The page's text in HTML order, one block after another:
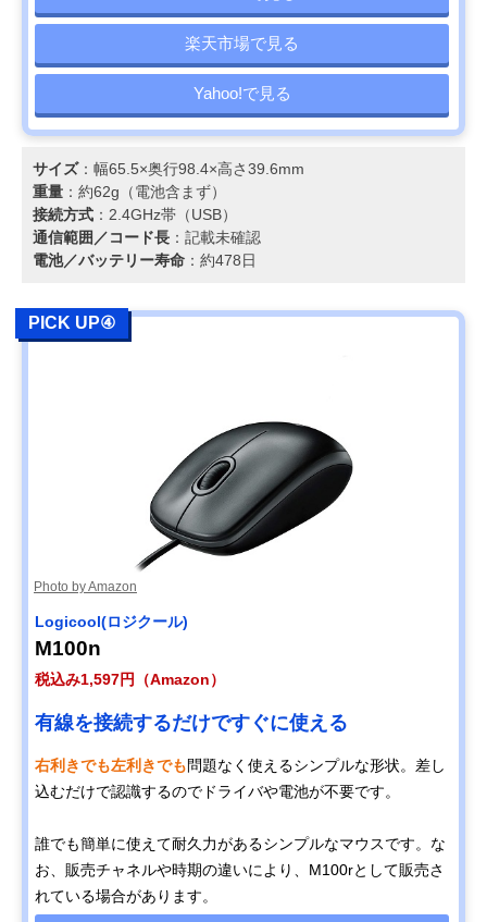
楽天市場で見る
Yahoo!で見る
サイズ：幅65.5×奥行98.4×高さ39.6mm
重量 ：約62g（電池含まず）
接続方式 ：2.4GHz帯（USB）
通信範囲／コード長 ：記載未確認
電池／バッテリー寿命 ：約478日
PICK UP④
Photo by Amazon
Logicool(ロジクール)
M100n
税込み1,597円（Amazon）
有線を接続するだけですぐに使える
右利きでも左利きでも問題なく使えるシンプルな形状。差し
込むだけで認識するのでドライバや電池が不要です。
誰でも簡単に使えて耐久力があるシンプルなマウスです。な
お、販売チャネルや時期の違いにより、M100rとして販売さ
れている場合があります。